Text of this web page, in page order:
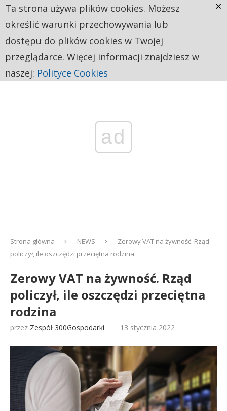
ad
Strona główna NEWS
Zerowy VAT na żywność. Rząd
policzył, ile oszczędzi przeciętna rodzina
Zerowy VAT na żywność. Rząd
policzył, ile oszczędzi przeciętna
rodzina
przez Zespół 300Gospodarki 13 stycznia 2022
Ta strona używa plików cookies. Możesz
określić warunki przechowywania lub
dostępu do plików cookies w Twojej
przeglądarce. Więcej informacji znajdziesz w
naszej: Polityce Cookies
×